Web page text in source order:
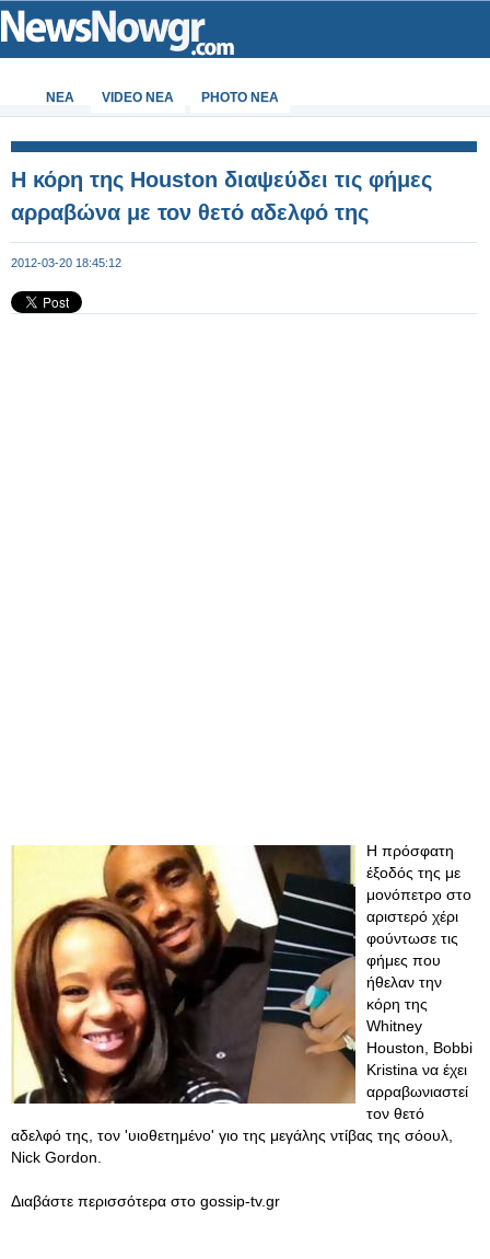
ΝΕΑ VIDEO NEA PHOTO NEA
Η κόρη της Houston διαψεύδει τις φήμες
αρραβώνα με τον θετό αδελφό της
2012-03-20 18:45:12
Η πρόσφατη
έξοδός της με
μονόπετρο στο
αριστερό χέρι
φούντωσε τις
φήμες που
ήθελαν την
κόρη της
Whitney
Houston, Bobbi
Kristina να έχει
αρραβωνιαστεί
τον θετό
αδελφό της, τον 'υιοθετημένο' γιο της μεγάλης ντίβας της σόουλ,
Nick Gordon.
Διαβάστε περισσότερα στο gossip-tv.gr